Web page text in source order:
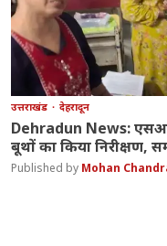
उत्तराखंड देहरादून
Dehradun News:
बूथों का किया निरीक्षण,
Mohan